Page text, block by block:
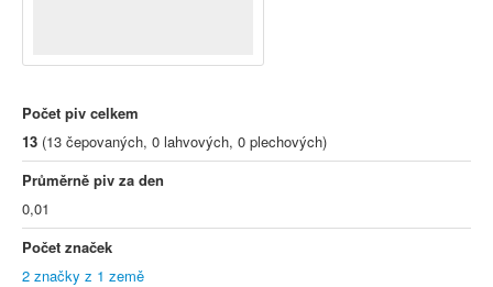
Počet piv celkem
13 (13 čepovaných, 0 lahvových, 0 plechových)
Průměrně piv za den
0,01
Počet značek
2 značky z 1 země